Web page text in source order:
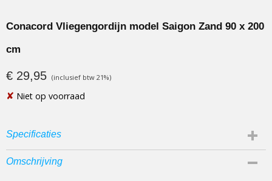
Conacord Vliegengordijn model Saigon Zand 90 x 200
cm
€ 29,95 (inclusief btw 21%)
✘ Niet op voorraad
Specificaties
Afmetingen (l,b,h)
Omschrijving